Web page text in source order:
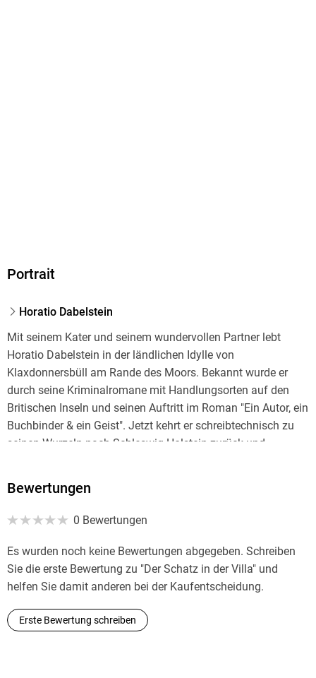
Portrait
Horatio Dabelstein
Mit seinem Kater und seinem wundervollen Partner lebt
Horatio Dabelstein in der ländlichen Idylle von
Klaxdonnersbüll am Rande des Moors. Bekannt wurde er
durch seine Kriminalromane mit Handlungsorten auf den
Britischen Inseln und seinen Auftritt im Roman "Ein Autor, ein
Buchbinder & ein Geist". Jetzt kehrt er schreibtechnisch zu
seinen Wurzeln nach Schleswig-Holstein zurück und
ist!
Bewertungen
0 Bewertungen
Es wurden noch keine Bewertungen abgegeben. Schreiben
Sie die erste Bewertung zu "Der Schatz in der Villa" und
helfen Sie damit anderen bei der Kaufentscheidung.
Erste Bewertung schreiben